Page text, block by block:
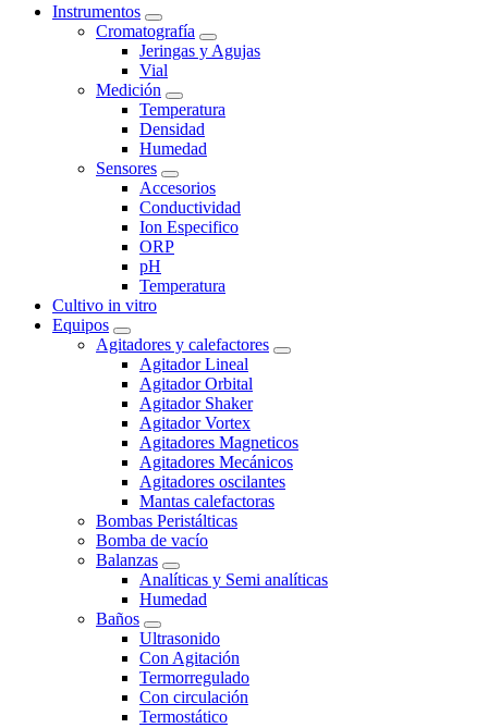
Instrumentos
Cromatografía
Jeringas y Agujas
Vial
Medición
Temperatura
Densidad
Humedad
Sensores
Accesorios
Conductividad
Ion Especifico
ORP
pH
Temperatura
Cultivo in vitro
Equipos
Agitadores y calefactores
Agitador Lineal
Agitador Orbital
Agitador Shaker
Agitador Vortex
Agitadores Magneticos
Agitadores Mecánicos
Agitadores oscilantes
Mantas calefactoras
Bombas Peristálticas
Bomba de vacío
Balanzas
Analíticas y Semi analíticas
Humedad
Baños
Ultrasonido
Con Agitación
Termorregulado
Con circulación
Termostático